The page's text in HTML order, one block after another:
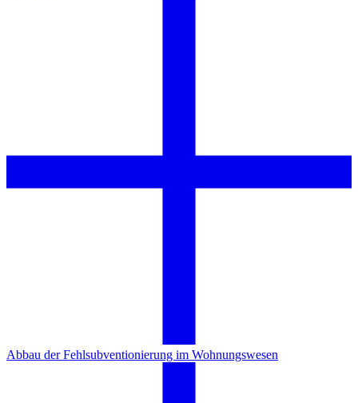
Abbau der Fehlsubventionierung im Wohnungswesen